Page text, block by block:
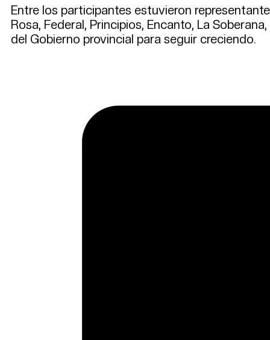
Entre los participantes estuvieron
Rosa, Federal, Principios, Encanto, La
del Gobierno provincial para seguir creciendo.